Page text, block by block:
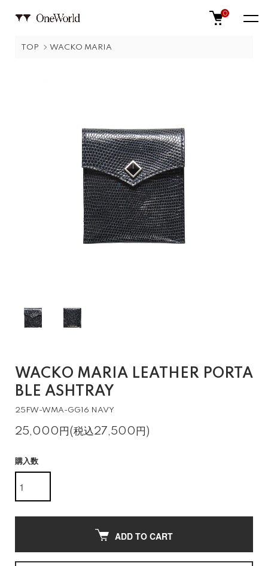
0
TOP WACKO MARIA
WACKO MARIA LEATHER PORTA
BLE ASHTRAY
25FW-WMA-GG16 NAVY
25,000円(税込27,500円)
購入数
ADD TO CART